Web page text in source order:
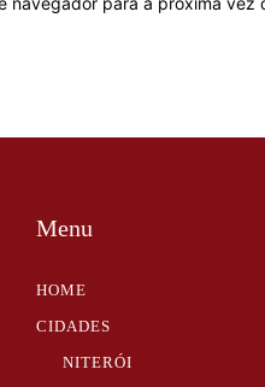
Menu
HOME
CIDADES
NITERÓI